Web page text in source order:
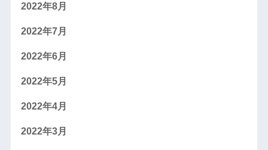
2022年8月
2022年7月
2022年6月
2022年5月
2022年4月
2022年3月